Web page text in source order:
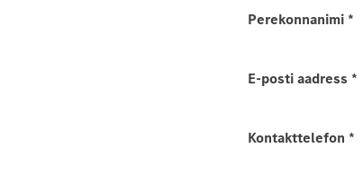
Perekonnanimi *
E-posti aadress *
Kontakttelefon *